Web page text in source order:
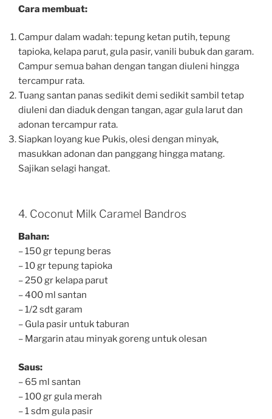
Cara membuat:
Campur dalam wadah: tepung ketan putih, tepung
tapioka, kelapa parut, gula pasir, vanili bubuk dan garam.
Campur semua bahan dengan tangan diuleni hingga
tercampur rata.
Tuang santan panas sedikit demi sedikit sambil tetap
diuleni dan diaduk dengan tangan, agar gula larut dan
adonan tercampur rata.
Siapkan loyang kue Pukis, olesi dengan minyak,
masukkan adonan dan panggang hingga matang.
Sajikan selagi hangat.
4. Coconut Milk Caramel Bandros
Bahan:
– 150 gr tepung beras
– 10 gr tepung tapioka
– 250 gr kelapa parut
– 400 ml santan
– 1/2 sdt garam
– Gula pasir untuk taburan
– Margarin atau minyak goreng untuk olesan
Saus:
– 65 ml santan
– 100 gr gula merah
– 1 sdm gula pasir